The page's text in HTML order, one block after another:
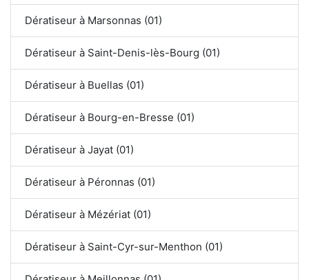
Dératiseur à Marsonnas (01)
Dératiseur à Saint-Denis-lès-Bourg (01)
Dératiseur à Buellas (01)
Dératiseur à Bourg-en-Bresse (01)
Dératiseur à Jayat (01)
Dératiseur à Péronnas (01)
Dératiseur à Mézériat (01)
Dératiseur à Saint-Cyr-sur-Menthon (01)